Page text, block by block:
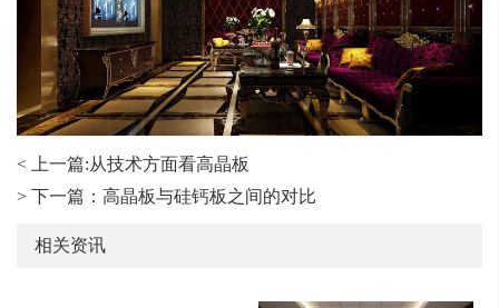
< 上一篇:从技术方面看高晶板
> 下一篇：高晶板与硅钙板之间的对比
相关资讯